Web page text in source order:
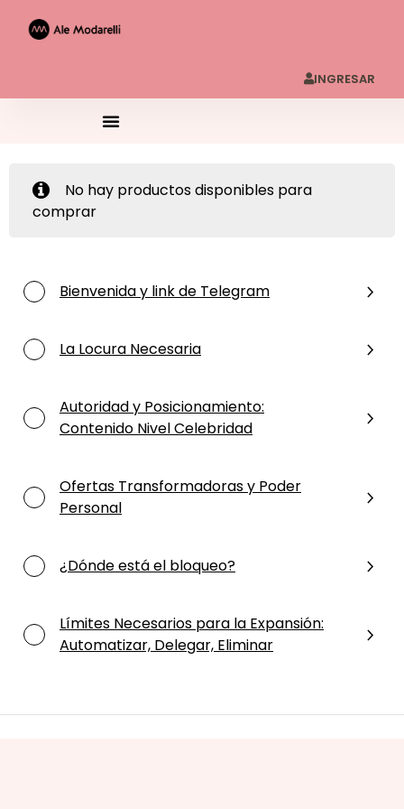
INGRESAR
No hay productos disponibles para
comprar
Bienvenida y link de Telegram
La Locura Necesaria
Autoridad y Posicionamiento:
Contenido Nivel Celebridad
Ofertas Transformadoras y Poder
Personal
¿Dónde está el bloqueo?
Límites Necesarios para la Expansión:
Automatizar, Delegar, Eliminar